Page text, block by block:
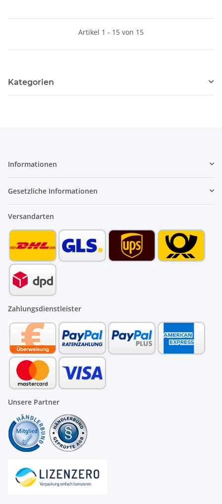
Artikel 1 - 15 von 15
Kategorien
Informationen
Gesetzliche Informationen
Versandarten
Zahlungsdienstleister
Unsere Partner